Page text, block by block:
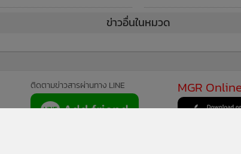
ข่าวอื่นในหมวด
ติดตามข่าวสารผ่านทาง LINE MGR